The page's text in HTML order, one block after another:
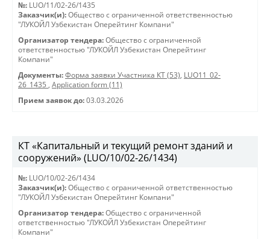
№: LUO/11/02-26/1435
Заказчик(и): Общество с ограниченной ответственностью
"ЛУКОЙЛ Узбекистан Оперейтинг Компани"
Организатор тендера: Общество с ограниченной
ответственностью "ЛУКОЙЛ Узбекистан Оперейтинг
Компани"
Документы: Форма заявки Участника КТ (53), LUO11_02-
26_1435 , Application form (11)
Прием заявок до: 03.03.2026
КТ «Капитальный и текущий ремонт зданий и
сооружений» (LUO/10/02-26/1434)
№: LUO/10/02-26/1434
Заказчик(и): Общество с ограниченной ответственностью
"ЛУКОЙЛ Узбекистан Оперейтинг Компани"
Организатор тендера: Общество с ограниченной
ответственностью "ЛУКОЙЛ Узбекистан Оперейтинг
Компани"